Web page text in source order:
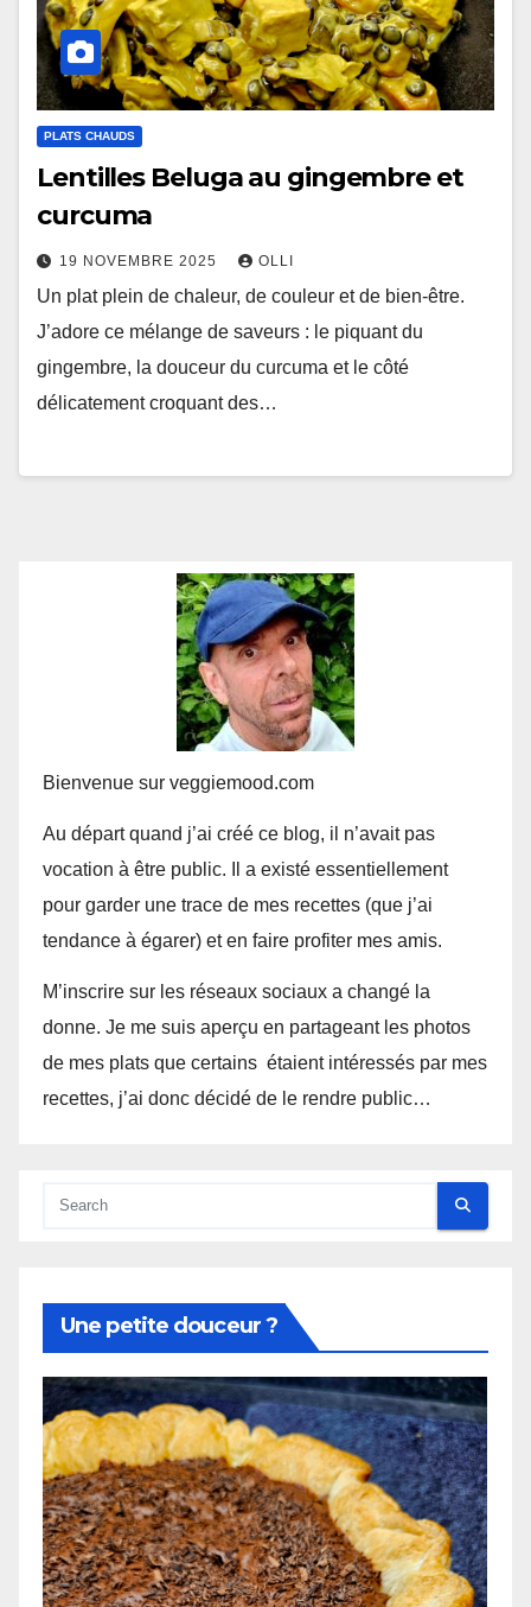
PLATS CHAUDS
Lentilles Beluga au gingembre et
curcuma
19 NOVEMBRE 2025 OLLI
Un plat plein de chaleur, de couleur et de bien-être.
J’adore ce mélange de saveurs : le piquant du
gingembre, la douceur du curcuma et le côté
délicatement croquant des…
Bienvenue sur veggiemood.com
Au départ quand j’ai créé ce blog, il n’avait pas
vocation à être public. Il a existé essentiellement
pour garder une trace de mes recettes (que j’ai
tendance à égarer) et en faire profiter mes amis.
M’inscrire sur les réseaux sociaux a changé la
donne. Je me suis aperçu en partageant les photos
de mes plats que certains étaient intéressés par mes
recettes, j’ai donc décidé de le rendre public…
Une petite douceur ?